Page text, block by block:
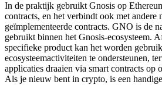
In de praktijk gebruikt Gnosis op
contracts, en het verbindt ook met andere
geïmplementeerde contracts. GNO is de
gebruikt binnen het Gnosis-ecosysteem.
specifieke product kan het worden
ecosysteemactiviteiten te ondersteunen,
applicaties draaien via smart contracts op
Als je nieuw bent in crypto, is een